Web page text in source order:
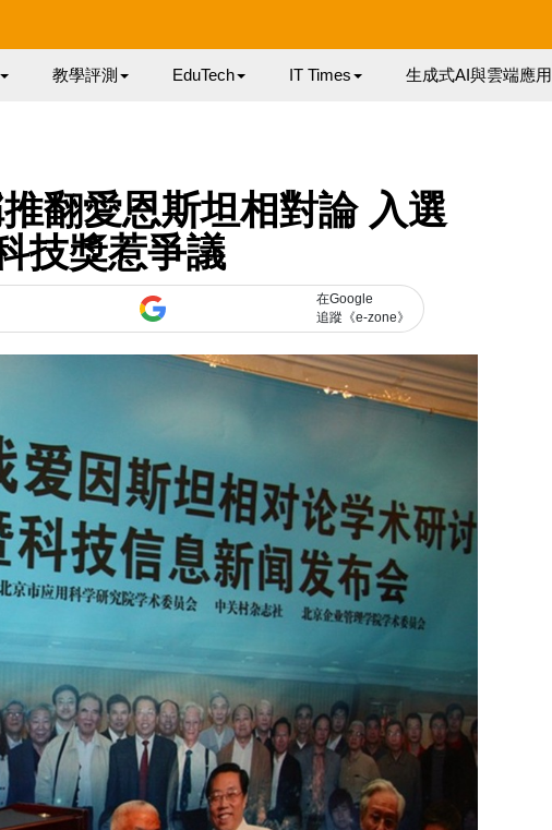
教學評測 EduTech IT Times 生成式AI與雲端應用
翻愛恩斯坦相對論 入選
技獎惹爭議
在Google
追蹤《e-zone》